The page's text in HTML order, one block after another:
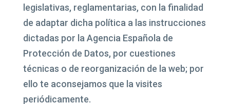
legislativas, reglamentarias, con la finalidad
de adaptar dicha política a las instrucciones
dictadas por la Agencia Española de
Protección de Datos, por cuestiones
técnicas o de reorganización de la web; por
ello te aconsejamos que la visites
periódicamente.